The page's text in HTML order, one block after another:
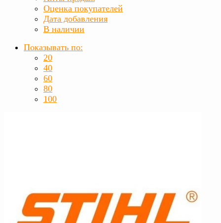
Оценка покупателей
Дата добавления
В наличии
Показывать по:
20
40
60
80
100